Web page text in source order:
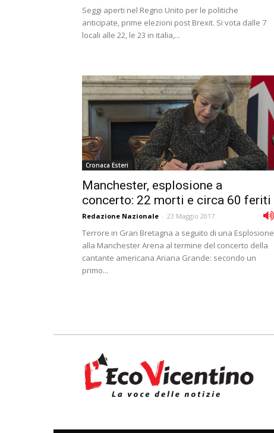
Seggi aperti nel Regno Unito per le politiche
anticipate, prime elezioni post Brexit. Si vota dalle 7
locali alle 22, le 23 in italia,...
Cronaca Esteri
Manchester, esplosione a
concerto: 22 morti e circa 60 feriti
Redazione Nazionale - 23 Maggio 2017
Terrore in Gran Bretagna a seguito di una Esplosione
alla Manchester Arena al termine del concerto della
cantante americana Ariana Grande: secondo un
primo...